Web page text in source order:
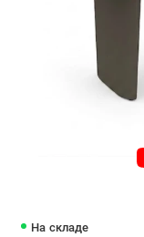
На складе